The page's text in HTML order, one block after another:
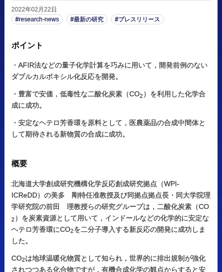
2022年02月22日
research-news
最新の研究 プレスリリース
ポイント
・AFIR法などの量子化学計算を巧みに用いて，開発前例のない
ダブルカルボキシル化反応を開発。
・豊富で安価，低毒性な二酸化炭素（CO2 ）を利用した化学合
成に成功。
・安定なヘテロ芳香環を原料として，医農薬品の合成中間体と
して期待される新物質の合成に成功。
概要
北海道大学創成研究機構化学反応創成研究拠点（WPI-
ICReDD）の美多 剛特任准教授及び同拠点拠点長・同大学院理
学研究院の前田 理教授らの研究グループは，二酸化炭素（CO
2 ）を炭素資源として用いて，インドールなどの化学的に安定な
ヘテロ芳香環にCO2を二分子導入する新反応の開発に成功しま
した。
CO2は地球温暖化物質として知られ，世界的に排出規制が強化
されつつある化合物ですが，有機合成化学の観点からすると安